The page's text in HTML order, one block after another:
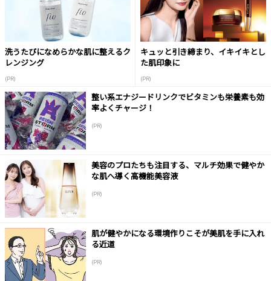
洗うたびになめらかな肌に整えるク
レンジング
(PR)
キュッと引き締まり、イキイキとし
た肌印象に
(PR)
整い系エナジードリンクでビタミンも栄養素も効
率よくチャージ！
(PR)
美容のプロたちも注目する、マルチ効果で健やか
な肌へ導く高機能美容液
(PR)
肌が健やかになる環境作りこそが美肌を手に入れ
る近道
(PR)